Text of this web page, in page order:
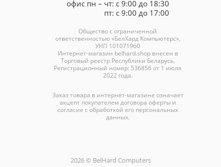
офис пн – чт: с 9:00 до 18:30
пт: с 9:00 до 17:00
Общество с ограниченной
ответственностью «БелХард Компьютерс»,
УНП 101071960
Интернет-магазин belhard.shopвнесен в
Торговый реестр Республики Беларусь.
Регистрационный номер: 536856 от 1 июля
2022 года.
Заказ товара в интернет-магазине означает
акцепт покупателем договора оферты и
согласие с обработкой его персональных
данных.
2026 © BelHard Computers